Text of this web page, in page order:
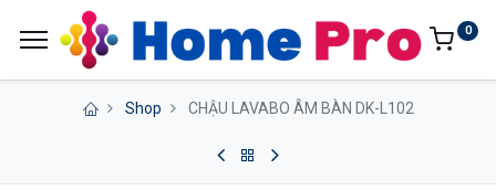
0
Shop CHẬU LAVABO ÂM BÀN DK-L102